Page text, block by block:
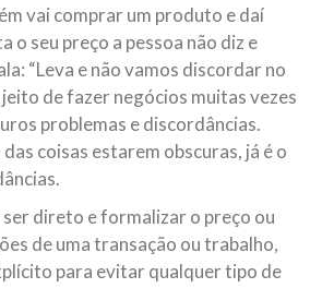
vai comprar um produto e daí
o seu preço a pessoa não diz e
“Leva e não vamos discordar no
jeito de fazer negócios muitas vezes
problemas e discordâncias.
coisas estarem obscuras, já é o
direto e formalizar o preço ou
de uma transação ou trabalho,
para evitar qualquer tipo de